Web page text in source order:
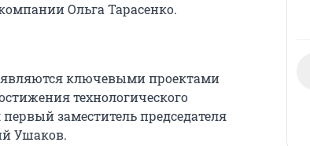
Ольга Тарасенко.
ключевыми проектами
технологического
заместитель председателя
Ушаков.